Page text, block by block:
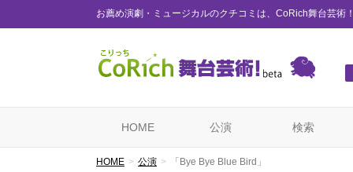
お薦め演劇・ミュージカルのクチコミは、CoRich舞台芸術
HOME 公演 検索
HOME 公演 「Bye Bye Blue Bird」